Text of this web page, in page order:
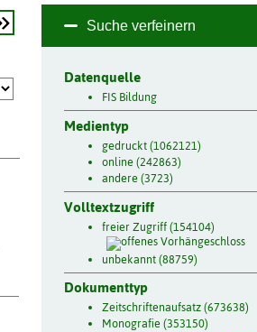
Suche verfeinern
Datenquelle
FIS Bildung
Medientyp
gedruckt (1062121)
online (242863)
andere (3723)
Volltextzugriff
freier Zugriff (154104)
unbekannt (88759)
Dokumenttyp
Zeitschriftenaufsatz (673638)
Monografie (353150)